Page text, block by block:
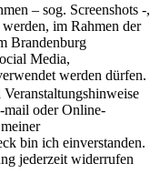
– sog. Screenshots -,
im Rahmen der
Brandenburg
Media,
werden dürfen.
mail oder Online-
bin ich einverstanden.
jederzeit widerrufen